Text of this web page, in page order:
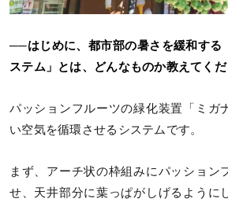
──はじめに、都市部の暑さを緩和する
ステム」とは、どんなものか教えてくだ
パッションフルーツの緑化装置「ミガ
い空気を循環させるシステムです。
まず、アーチ状の枠組みにパッション
せ、天井部分に葉っぱがしげるように